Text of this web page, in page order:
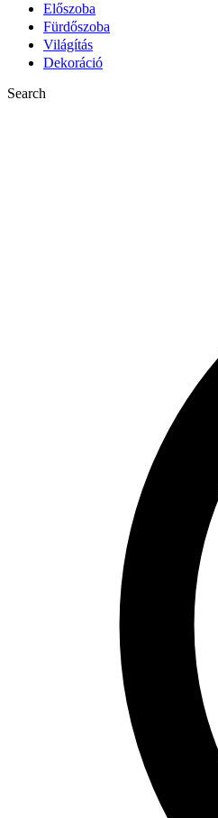
Előszoba
Fürdőszoba
Világítás
Dekoráció
Search